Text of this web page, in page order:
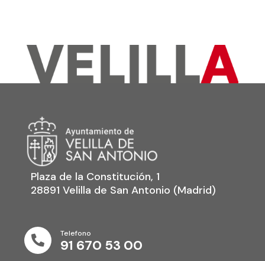
Plaza de la Constitución, 1
28891 Velilla de San Antonio (Madrid)

Telefono
91 670 53 00